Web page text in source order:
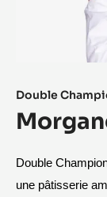
Double
Double
une pâtisserie